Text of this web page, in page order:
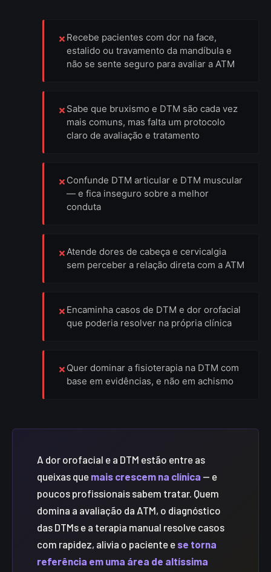
Recebe pacientes com dor na face,
estalido ou travamento da mandíbula e
não se sente seguro para avaliar a ATM
Sabe que bruxismo e DTM são cada vez
mais comuns, mas falta um protocolo
claro de avaliação e tratamento
Confunde DTM articular e DTM muscular
— e fica inseguro sobre a melhor
conduta
Atende dores de cabeça e cervicalgia
sem perceber a relação direta com a ATM
Encaminha casos de DTM e dor orofacial
que poderia resolver na própria clínica
Quer dominar a fisioterapia na DTM com
base em evidências, e não em achismo
A dor orofacial e a DTM estão entre as
queixas que mais crescem na clínica — e
poucos profissionais sabem tratar. Quem
domina a avaliação da ATM, o diagnóstico
das DTMs e a terapia manual resolve casos
com rapidez, alivia o paciente e se torna
referência em uma área de altíssima